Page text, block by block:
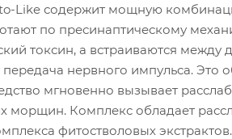
Like содержит мощную
по пресинаптическому
токсин, а встраиваются между
нервного импульса. Это
мгновенно вызывает
морщин. Комплекс обладает
фитостволовых